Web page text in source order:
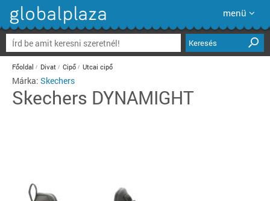
menü
Keresés
Főoldal Divat Cipő Utcai cipő
Márka: Skechers
Skechers DYNAMIGHT